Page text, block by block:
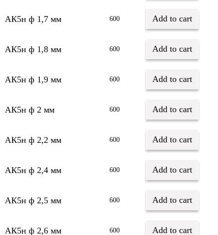
АК5н ф 1,7 мм 600 Add to cart
АК5н ф 1,8 мм 600 Add to cart
АК5н ф 1,9 мм 600 Add to cart
АК5н ф 2 мм 600 Add to cart
АК5н ф 2,2 мм 600 Add to cart
АК5н ф 2,4 мм 600 Add to cart
АК5н ф 2,5 мм 600 Add to cart
АК5н ф 2,6 мм 600 Add to cart